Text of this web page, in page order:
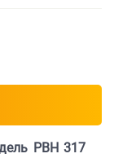
PBH 317